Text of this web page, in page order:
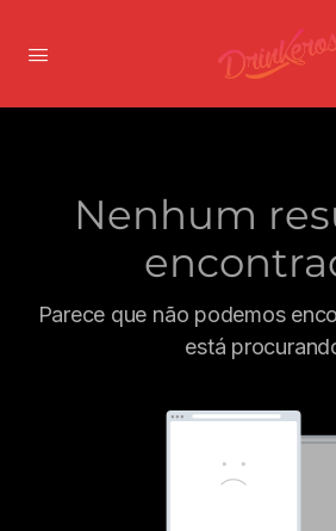
Nenhum
Parece que não podemos
está